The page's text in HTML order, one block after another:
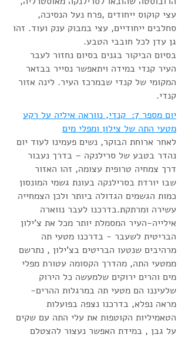
עצי קוקוס ייחודים ,פרח נעל הנסיכה,
סחלבים ייחודיים, עצי במבוק ענק ועוד. זהו
גן עדן לכל חובבי הטבע.
בסיום הביקור בגנים בסיום נחזור לעבר
העיר קנדי במידה ויתאפשר נסייר בבזאר
המקומי של קנדי שבמרכז העיר. לינה אזור
קנדי.
יום מספר 7: קנדי, נווראה איליה על רקע
מטעי התה של צילון ומפלי מים
לאחר ארוחת הבוקר, נשים פעמינו לעוד יום
נהדר בטבע של סרילנקה – בדרך נעבור
דרך צמחיה טרופית עצומה, זהו האזור
שבו יורדת בסרילנקה בעונת גשמי המונסון
כמות הגשמים הגדולה ביותר ולכן הצמחייה
עשירה ומרתקת.בדרכנו לעבר נווארה
אילייה-העיר המסמלת יותר מכל את צ'ילון
הבריטית לשעבר - בדרכנו מטעי תה
מרהיבים שנטעו הבריטים בצ'ילון , נתרשם
ממטעי התה, מהדרך הקסומה עטורת מפלי
מים והרים ירוקים שלמעשה כל הירוק
שלעיננו הם מטעי תה במרגלות ההרים-
מראה נפלא, בדרכנו נצפה בפועלות
הטאמיליות הקוטפות את עלי התה עם שקים
על גבן , במידת האפשר נעצור להצטלם